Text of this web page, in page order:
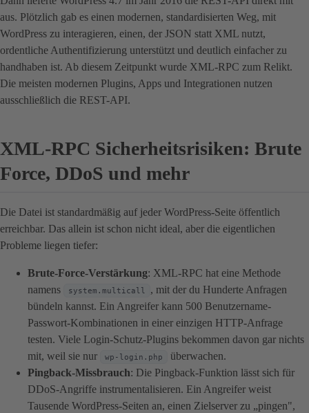
aus. Plötzlich gab es einen modernen, standardisierten Weg, mit
WordPress zu interagieren, einen, der JSON statt XML nutzt,
ordentliche Authentifizierung unterstützt und deutlich einfacher zu
handhaben ist. Ab diesem Zeitpunkt wurde XML-RPC zum Relikt.
Die meisten modernen Plugins, Apps und Integrationen nutzen
ausschließlich die REST-API.
XML-RPC Sicherheitsrisiken: Brute
Force, DDoS und mehr
Die Datei ist standardmäßig auf jeder WordPress-Seite öffentlich
erreichbar. Das allein ist schon nicht ideal, aber die eigentlichen
Probleme liegen tiefer:
Brute-Force-Verstärkung: XML-RPC hat eine Methode
namens
system.multicall
, mit der du Hunderte Anfragen
bündeln kannst. Ein Angreifer kann 500 Benutzername-
Passwort-Kombinationen in einer einzigen HTTP-Anfrage
testen. Viele Login-Schutz-Plugins bekommen davon gar nichts
mit, weil sie nur
wp-login.php
überwachen.
Pingback-Missbrauch: Die Pingback-Funktion lässt sich für
DDoS-Angriffe instrumentalisieren. Ein Angreifer weist
Tausende WordPress-Seiten an, einen Zielserver zu „pingen",